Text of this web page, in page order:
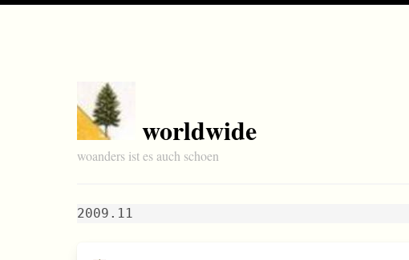
worldwide
woanders ist es auch schoen
2009.11